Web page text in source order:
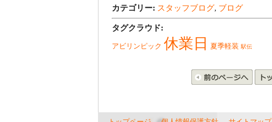
カテゴリー: スタッフブログ, ブログ
タグクラウド:
アビリンピック 休業日 夏季軽装 駅伝